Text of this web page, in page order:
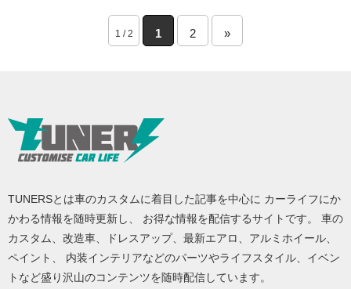
1 / 2 1 2 »
TUNERSとは車のカスタムに着目した記事を中心に カーライフにか
かわる情報を随時更新し、 お得な情報を配信するサイトです。 車の
カスタム、改造車、ドレスアップ、最新エアロ、アルミホイール、
ペイント、 内装インテリアなどのパーツやライフスタイル、イベン
トなど盛り沢山のコンテンツを随時配信しています。